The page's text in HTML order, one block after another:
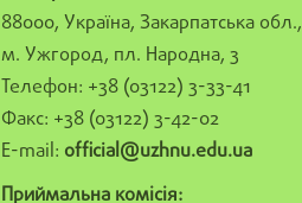
88000, Україна, Закарпатська обл.,
м. Ужгород, пл. Народна, 3
Телефон: +38 (03122) 3-33-41
Факс: +38 (03122) 3-42-02
E-mail: official@uzhnu.edu.ua
Приймальна комісія: